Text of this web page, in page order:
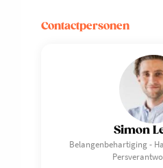
Contactpersonen
Simon
Belangenbehartiging -